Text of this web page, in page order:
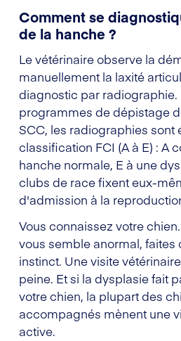
Comment se
de la hanche ?
Le vétérinaire observe la
manuellement la laxité
diagnostic par radiographie.
programmes de dépistage
SCC, les radiographies sont
classification FCI (A à E) : A
hanche normale, E à une
clubs de race fixent eux-
d'admission à la
Vous connaissez votre
vous semble anormal, faites
instinct. Une visite
peine. Et si la dysplasie fait
votre chien, la plupart des
accompagnés mènent une
active.